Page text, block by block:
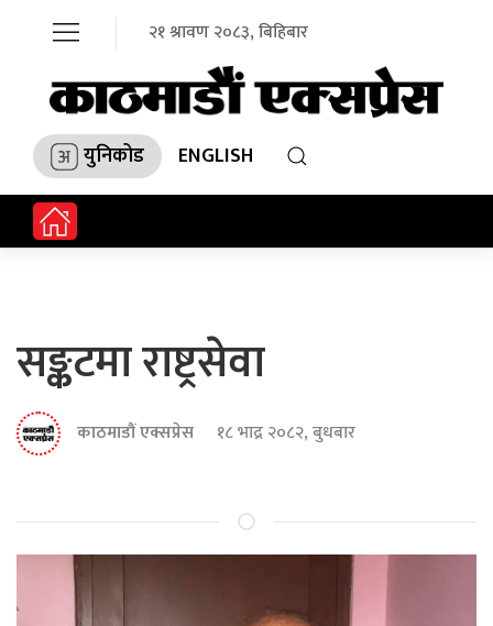
२१ श्रावण २०८३, बिहिबार
युनिकोड ENGLISH
सङ्कटमा राष्ट्रसेवा
काठमाडौं एक्सप्रेस १८ भाद्र २०८२, बुधबार